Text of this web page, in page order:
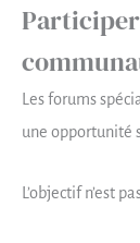
Les forums
une opportunité
L’objectif n’est